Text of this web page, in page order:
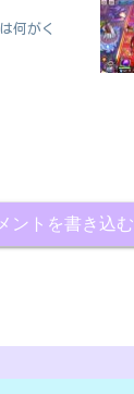
何がく
ントを書き込む